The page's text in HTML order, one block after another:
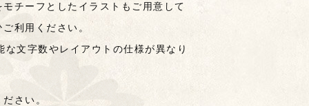
チーフとしたイラストもご用意して
利用ください。
文字数やレイアウトの仕様が異なり
さい。